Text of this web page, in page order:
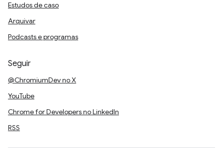
Estudos de caso
Arquivar
Podcasts e programas
Seguir
@ChromiumDev no X
YouTube
Chrome for Developers no LinkedIn
RSS